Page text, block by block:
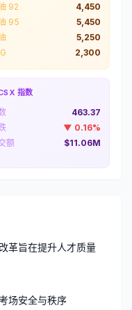
92
4,450
95
5,450
5,250
2,300
指数
463.37
▼ 0.16%
额
$11.06M
革旨在提升人才质量
场安全与秩序